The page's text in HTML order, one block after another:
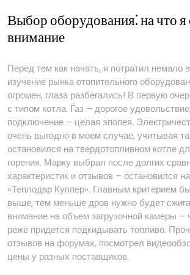
Выбор оборудования⁚ на что я
внимание
Перед тем как начать, я потратил немало
изучение рынка отопительного
огромен, глаза разбегались! В первую
с типом котла. Газ – дорогое
подключение – целая эпопея.
очень выгодно в моем случае, учитывая
остановился на твердотопливном котле
горения. Марку выбрал после долгих
характеристик и отзывов – остановился
«Теплодар Куппер». Главным критерием
выше, тем меньше дров нужно будет
внимание на объем загрузочной камеры
реже придется подкидывать топливо.
отзывов на форумах, посмотрел
цены у разных поставщиков.